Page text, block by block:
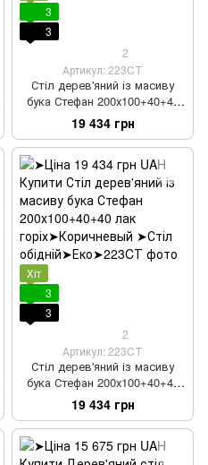
3
3
2
Артикул: 223CТ
Стіл дерев'яний із масиву
бука Стефан 200х100+40+40
лак темний горіх
19 434 грн
Хіт
3
3
2
Артикул: 223CТ
Стіл дерев'яний із масиву
бука Стефан 200х100+40+40
лак горіх
19 434 грн